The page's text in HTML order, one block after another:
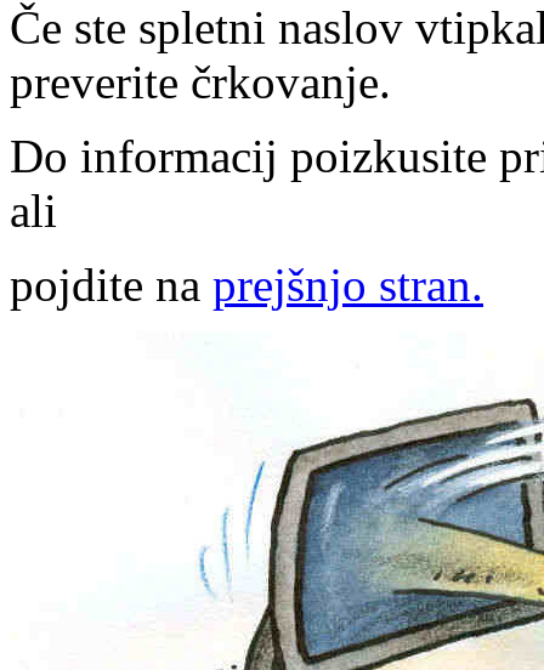
Če ste spletni naslov
preverite črkovanje.
Do informacij poizkusite
ali
pojdite na prejšnjo stran.